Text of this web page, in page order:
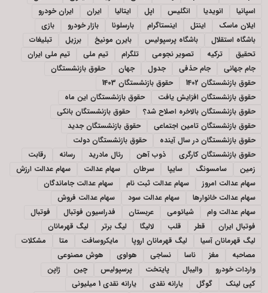
اسپانیا
انویدیا انگلیس اپل ایتالیا ایران
ایران خودرو
ایلان ماسک
اینتل اینستاگرام بارسلونا بازار خودرو
بازی
باشگاه استقلال
باشگاه پرسپولیس بایرن مونیخ برزیل
تبلیغات
تحقیق
ترکیه تصویر نجومی تلگرام تیم ملی
تیم ملی ایران
جام جهانی
جام حذفی جدول جهان
حقوق بازنشستگان
حقوق بازنشستگان 1402
حقوق بازنشستگان 1403
حقوق بازنشستگان افزایش یافت
حقوق بازنشستگان این ماه
حقوق بازنشستگان بالاخره اصلاح شد؟
حقوق بازنشستگان بانکی
حقوق بازنشستگان تامین اجتماعی
حقوق بازنشستگان جدید
حقوق بازنشستگان در سال آینده
حقوق بازنشستگان دولت
حقوق بازنشستگان کارگری
ذوب آهن رئال مادرید رسانه
رقابت
زمین
سامسونگ سایپا سرطان سهام عدالت
سهام عدالت ارزش
سهام عدالت امروز
سهام عدالت ثبت نام
سهام عدالت جاماندگان
سهام عدالت خانوارها
سهام عدالت سود
سهام عدالت فروش
سهام عدالت وام
شیائومی عربستان فدراسیون فوتبال
فوتبال
فوتبال ایران
قطر قلب لالیگا لیگ برتر
لیگ قهرمانان
لیگ قهرمانان آسیا
لیگ قهرمانان اروپا مایکروسافت متا
مشکلات
مصاحبه
مغز ناسا نساجی هواوی
هوش مصنوعی
واردات خودرو
والیبال پایتخت پرسپولیس چین
ژاپن
کپی لینک
گوگل یارانه نقدی
یارانه نقدی 1 میلیونی